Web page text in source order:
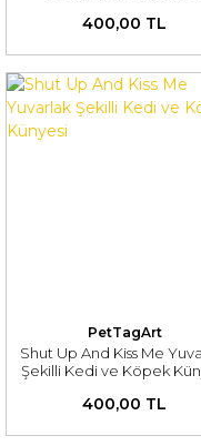
400,00 TL
PetTagArt
Shut Up And Kiss Me
Şekilli Kedi ve Köpek
400,00 TL